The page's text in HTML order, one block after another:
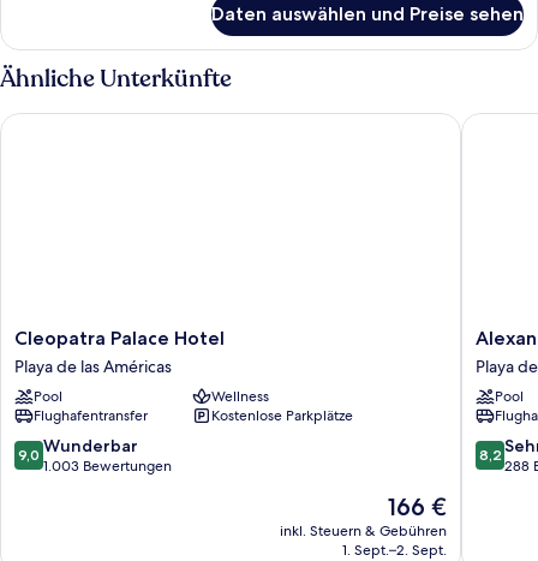
anzeigen
Bedroom
Superior
Sea
View
Apartment
Daten auswählen und Preise sehen
Ähnliche Unterkünfte
Cleopatra
Palace
Hotel
Playa
de
las
Américas
Cleopatra Palace Hotel
Playa de las Américas
Pool
Wellness
Flughafentransfer
Kostenlose Parkplätze
9.0
von
9,0 Wunderbar
1.003 Bewertungen
Der
Preis
beträgt
166 €
inkl. Steuern & Gebühren
1. Sept.–2. Sept.
Cleopatra Palace Hotel
La
Siesta
Playa
de
las
Playa
Pool
8.2
von
8,2
288